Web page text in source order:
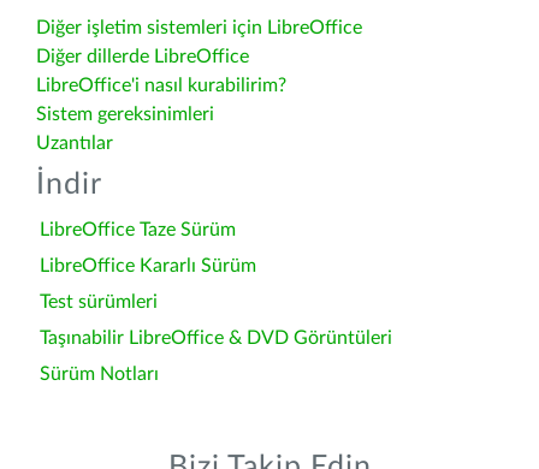
Diğer işletim sistemleri için LibreOffice
Diğer dillerde LibreOffice
LibreOffice'i nasıl kurabilirim?
Sistem gereksinimleri
Uzantılar
İndir
LibreOffice Taze Sürüm
LibreOffice Kararlı Sürüm
Test sürümleri
Taşınabilir LibreOffice & DVD Görüntüleri
Sürüm Notları